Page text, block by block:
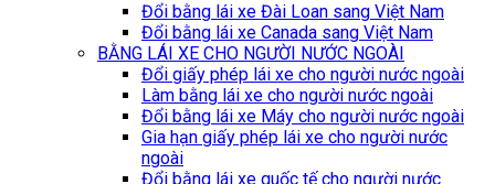
Đổi bằng lái xe Đài Loan sang Việt Nam
Đổi bằng lái xe Canada sang Việt Nam
BẰNG LÁI XE CHO NGƯỜI NƯỚC NGOÀI
Đổi giấy phép lái xe cho người nước ngoài
Làm bằng lái xe cho người nước ngoài
Đổi bằng lái xe Máy cho người nước ngoài
Gia hạn giấy phép lái xe cho người nước
ngoài
Đổi bằng lái xe quốc tế cho người nước